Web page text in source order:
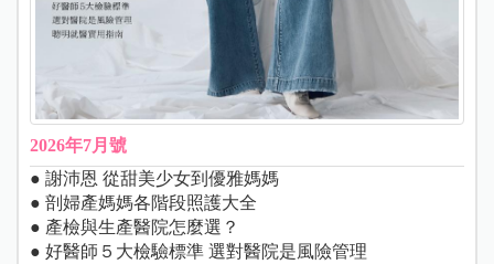
2026年7月號
● 謝沛恩 從甜美少女到優雅媽媽
● 剖婦產媽媽各階段照護大全
● 產檢與生產醫院怎麼選？
● 好醫師５大檢驗標準 選對醫院是風險管理